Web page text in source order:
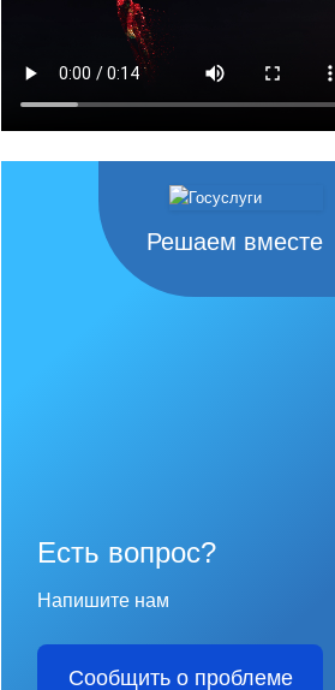
Решаем вместе
Есть вопрос?
Напишите нам
Сообщить о проблеме